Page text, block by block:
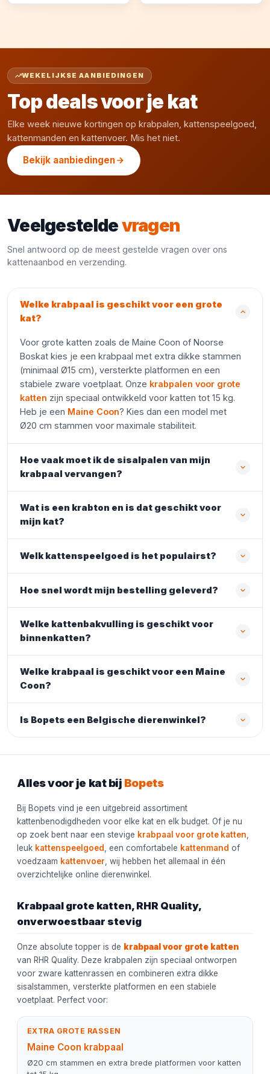
WEKELIJKSE AANBIEDINGEN
Top deals voor je kat
Elke week nieuwe kortingen op krabpalen, kattenspeelgoed,
kattenmanden en kattenvoer. Mis het niet.
Bekijk aanbiedingen
Veelgesteldevragen
Snel antwoord op de meest gestelde vragen over ons
kattenaanbod en verzending.
Welke krabpaal is geschikt voor een grote
kat?
Voor grote katten zoals de Maine Coon of Noorse
Boskat kies je een krabpaal met extra dikke stammen
(minimaal Ø15 cm), versterkte platformen en een
stabiele zware voetplaat. Onze krabpalen voor grote
katten zijn speciaal ontwikkeld voor katten tot 15 kg.
Heb je een Maine Coon? Kies dan een model met
Ø20 cm stammen voor maximale stabiliteit.
Hoe vaak moet ik de sisalpalen van mijn
krabpaal vervangen?
Wat is een krabton en is dat geschikt voor
mijn kat?
Welk kattenspeelgoed is het populairst?
Hoe snel wordt mijn bestelling geleverd?
Welke kattenbakvulling is geschikt voor
binnenkatten?
Welke krabpaal is geschikt voor een Maine
Coon?
Is Bopets een Belgische dierenwinkel?
Alles voor je kat bij Bopets
Bij Bopets vind je een uitgebreid assortiment
kattenbenodigdheden voor elke kat en elk budget. Of je nu
op zoek bent naar een stevige krabpaal voor grote katten
leuk kattenspeelgoed , een comfortabele kattenmand of
voedzaam kattenvoer , wij hebben het allemaal in één
overzichtelijke online dierenwinkel.
Krabpaal grote katten, RHR Quality,
onverwoestbaar stevig
Onze absolute topper is de krabpaal voor grote katten
van RHR Quality. Deze krabpalen zijn speciaal ontworpen
voor zware kattenrassen en combineren extra dikke
sisalstammen, versterkte platformen en een stabiele
voetplaat. Perfect voor:
EXTRA GROTE RASSEN
Maine Coon krabpaal
Ø20 cm stammen en extra brede platformen voor katten